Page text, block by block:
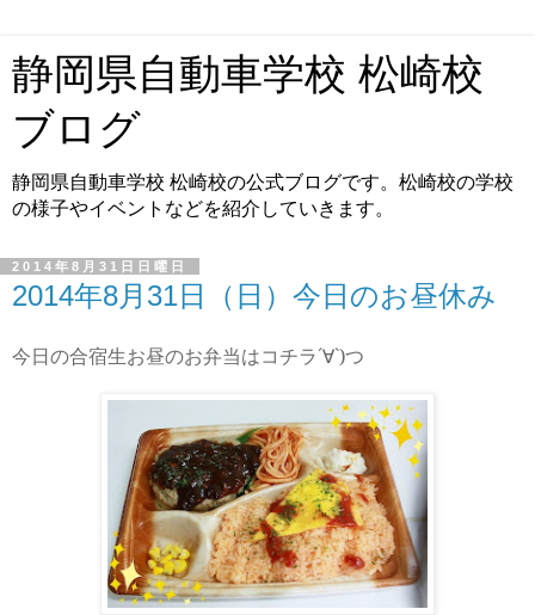
静岡県自動車学校 松崎校
ブログ
静岡県自動車学校 松崎校の公式ブログです。松崎校の学校
の様子やイベントなどを紹介していきます。
2014年8月31日日曜日
2014年8月31日（日）今日のお昼休み
今日の合宿生お昼のお弁当はコチラ´∀`)つ